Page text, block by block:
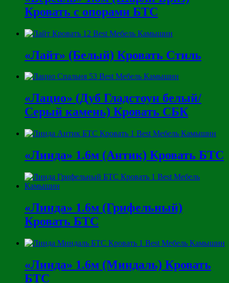
Кровать с опорами БТС
«Лайт» (Белый) Кровать Стиль
«Лацио» (Дуб Гладстоун белый/
Серый камень) Кровать СБК
«Линда» 1.6м (Антик) Кровать БТС
«Линда» 1.6м (Грифельный)
Кровать БТС
«Линда» 1.6м (Миндаль) Кровать
БТС